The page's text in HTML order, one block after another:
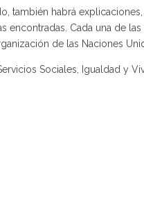
también habrá
Cada una de
de las Naciones
Sociales, Igualdad y